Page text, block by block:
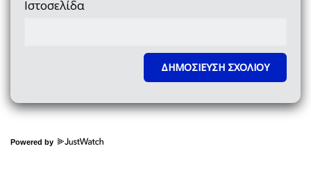
Ιστοσελίδα
Powered by